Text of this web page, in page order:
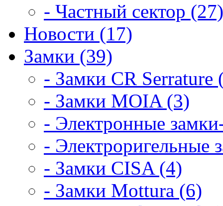
- Частный сектор (27)
Новости (17)
Замки (39)
- Замки CR Serrature
- Замки MOIA (3)
- Электронные
-
- Замки CISA (4)
- Замки Mottura (6)